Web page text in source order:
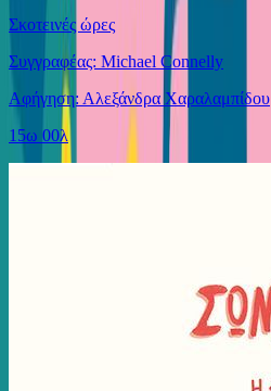
Σκοτεινές ώρες
Συγγραφέας: Michael Connelly
Αφήγηση: Αλεξάνδρα Χαραλαμπίδου
15ω 00λ